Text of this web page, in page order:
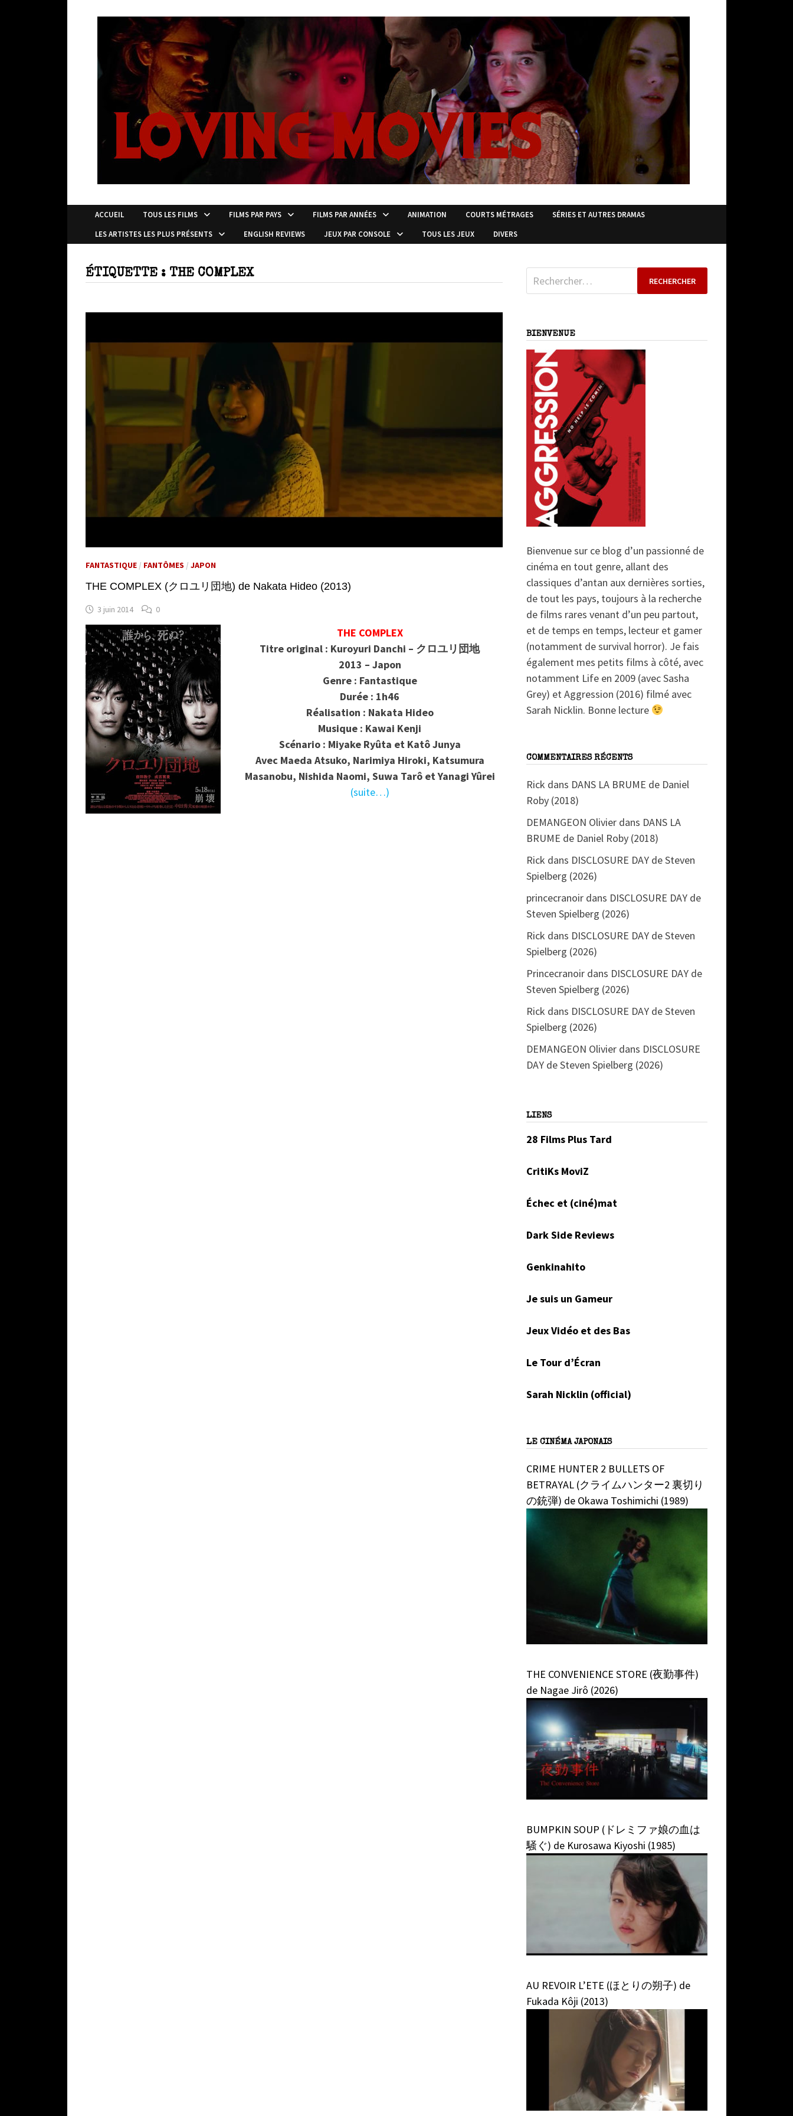
ACCUEIL TOUS LES FILMS FILMS PAR PAYS FILMS PAR ANNÉES ANIMATION COURTS MÉTRAGES
SÉRIES ET AUTRES DRAMAS
LES ARTISTES LES PLUS PRÉSENTS
ENGLISH REVIEWS JEUX PAR CONSOLE TOUS LES JEUX DIVERS
ÉTIQUETTE : THE COMPLEX
FANTASTIQUE / FANTÔMES /JAPON
THE COMPLEX (クロユリ団地) de Nakata Hideo (2013)
3 juin 2014 0
THE COMPLEX
Titre original : Kuroyuri Danchi – クロユリ団地
2013 – Japon
Genre : Fantastique
Durée : 1h46
Réalisation : Nakata Hideo
Musique : Kawai Kenji
Scénario : Miyake Ryûta et Katô Junya
Avec Maeda Atsuko, Narimiya Hiroki, Katsumura
Masanobu, Nishida Naomi, Suwa Tarô et Yanagi Yûrei
(suite…)
Rechercher :
BIENVENUE
Bienvenue sur ce blog d’un passionné de
cinéma en tout genre, allant des
classiques d’antan aux dernières sorties,
de tout les pays, toujours à la recherche
de films rares venant d’un peu partout,
et de temps en temps, lecteur et gamer
(notamment de survival horror). Je fais
également mes petits films à côté, avec
notamment Life en 2009 (avec Sasha
Grey) et Aggression (2016) filmé avec
Sarah Nicklin. Bonne lecture
COMMENTAIRES RÉCENTS
Rick dans DANS LA BRUME de Daniel
Roby (2018)
DEMANGEON Olivier dans DANS LA
BRUME de Daniel Roby (2018)
Rick dans DISCLOSURE DAY de Steven
Spielberg (2026)
princecranoir dans DISCLOSURE DAY de
Steven Spielberg (2026)
Rick dans DISCLOSURE DAY de Steven
Spielberg (2026)
Princecranoir dans DISCLOSURE DAY de
Steven Spielberg (2026)
Rick dans DISCLOSURE DAY de Steven
Spielberg (2026)
DEMANGEON Olivier dans DISCLOSURE
DAY de Steven Spielberg (2026)
LIENS
28 Films Plus Tard
CritiKs MoviZ
Échec et (ciné)mat
Dark Side Reviews
Genkinahito
Je suis un Gameur
Jeux Vidéo et des Bas
Le Tour d’Écran
Sarah Nicklin (official)
LE CINÉMA JAPONAIS
CRIME HUNTER 2 BULLETS OF
BETRAYAL (クライムハンター2 裏切り
の銃弾) de Okawa Toshimichi (1989)
THE CONVENIENCE STORE (夜勤事件)
de Nagae Jirô (2026)
BUMPKIN SOUP (ドレミファ娘の血は
騒ぐ) de Kurosawa Kiyoshi (1985)
AU REVOIR L’ETE (ほとりの朔子) de
Fukada Kôji (2013)